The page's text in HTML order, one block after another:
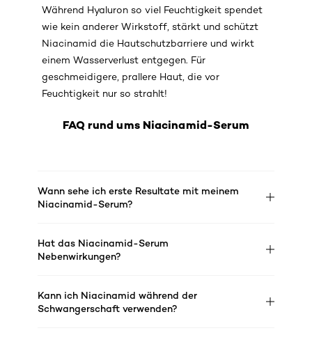
Während Hyaluron so viel Feuchtigkeit spendet
wie kein anderer Wirkstoff, stärkt und schützt
Niacinamid die Hautschutzbarriere und wirkt
einem Wasserverlust entgegen. Für
geschmeidigere, prallere Haut, die vor
Feuchtigkeit nur so strahlt!
FAQ rund ums Niacinamid-Serum
Wann sehe ich erste Resultate mit meinem
Niacinamid-Serum?
Hat das Niacinamid-Serum
Nebenwirkungen?
Kann ich Niacinamid während der
Schwangerschaft verwenden?